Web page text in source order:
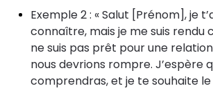
Exemple 2 : « Salut [Prénom], je
connaître, mais je me suis rendu
ne suis pas prêt pour une
nous devrions rompre. J’espère
comprendras, et je te souhaite le